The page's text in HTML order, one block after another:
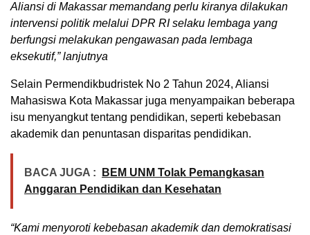
Aliansi di Makassar memandang perlu kiranya dilakukan
intervensi politik melalui DPR RI selaku lembaga yang
berfungsi melakukan pengawasan pada lembaga
eksekutif,” lanjutnya
Selain Permendikbudristek No 2 Tahun 2024, Aliansi
Mahasiswa Kota Makassar juga menyampaikan beberapa
isu menyangkut tentang pendidikan, seperti kebebasan
akademik dan penuntasan disparitas pendidikan.
BACA JUGA :
BEM UNM Tolak Pemangkasan
Anggaran Pendidikan dan Kesehatan
“Kami menyoroti kebebasan akademik dan demokratisasi